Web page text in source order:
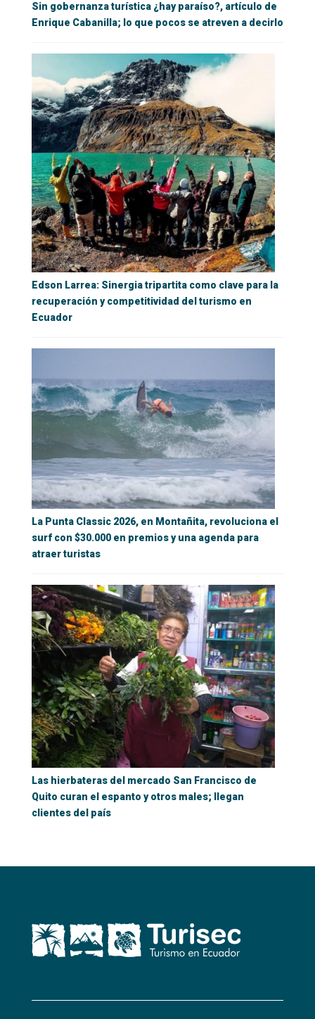
Sin gobernanza turística ¿hay paraíso?, artículo de
Enrique Cabanilla; lo que pocos se atreven a decirlo
Edson Larrea: Sinergia tripartita como clave para la
recuperación y competitividad del turismo en
Ecuador
La Punta Classic 2026, en Montañita, revoluciona el
surf con $30.000 en premios y una agenda para
atraer turistas
Las hierbateras del mercado San Francisco de
Quito curan el espanto y otros males; llegan
clientes del país